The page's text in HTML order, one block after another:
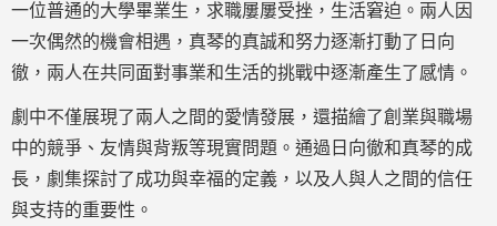
一位普通的大學畢業生，求職屢屢受挫，生活窘迫。兩人因
一次偶然的機會相遇，真琴的真誠和努力逐漸打動了日向
徹，兩人在共同面對事業和生活的挑戰中逐漸產生了感情。
劇中不僅展現了兩人之間的愛情發展，還描繪了創業與職場
中的競爭、友情與背叛等現實問題。通過日向徹和真琴的成
長，劇集探討了成功與幸福的定義，以及人與人之間的信任
與支持的重要性。